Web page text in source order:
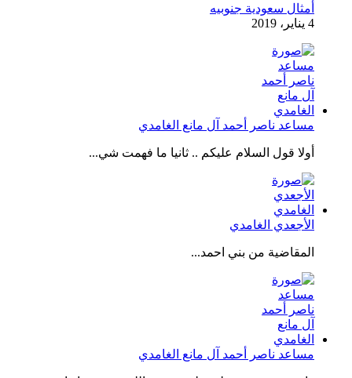
أمثال سعودية جنوبيه
4 يناير، 2019
مساعد ناصر أحمد آل مانع الغامدي
أولا قول السلام عليكم .. ثانيا ما فهمت شي...
الأجعدي الغامدي
المقاضية من بني احمد...
مساعد ناصر أحمد آل مانع الغامدي